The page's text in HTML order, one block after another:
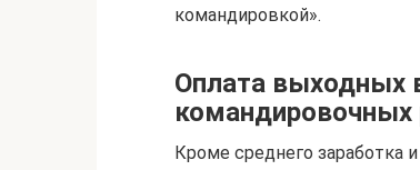
командировкой».
Оплата выходных
командировочных
Кроме среднего заработка